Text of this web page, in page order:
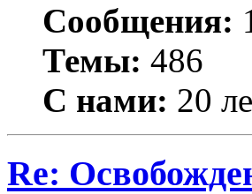
Сообщения:
Темы: 486
С нами: 20
Re: